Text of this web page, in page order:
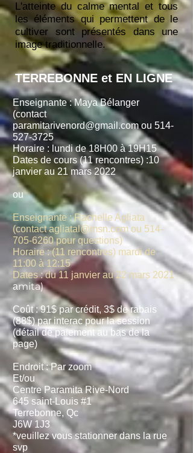
L'atteinte du calme mental et tous
les éléments qui permettent de le
cultiver sont présentés dans une
image traditionnelle.
TERREBONNE et EN LIGNE
Enseignante : Maya Bélanger
(contact
paramitarivenord@gmail.comou 514-
527-3725
Horaire : lundi de 18H00 à 19H15
Dates de cours (11 rencontres) :10
janvier au 21 mars 2022
ou
Enseignante : Rachelle Agliata
(contactagliatal@msn.comou 514-
705-6260pour questions)
Horaire : (11 rencontres) mardi de
11:00 à 12:15
Dates : du 11 janvier au 22 mars 2021
amita)
Coût : 91$ par crédit, 3$ de rabais
(88$) par interac pour la session
(détail de paiement au bas de la
page)
Endroit : Par zoom
Et/ou
Centre Paramita Rive-Nord
645 saint-Louis #1
Terrebonne, Qc
J6W 1J3
*veuillez vous stationner dans la rue
svp